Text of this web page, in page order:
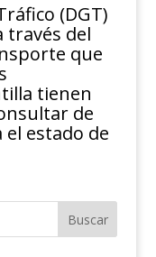
(DGT)
través del
que
tienen
de
estado de
Buscar